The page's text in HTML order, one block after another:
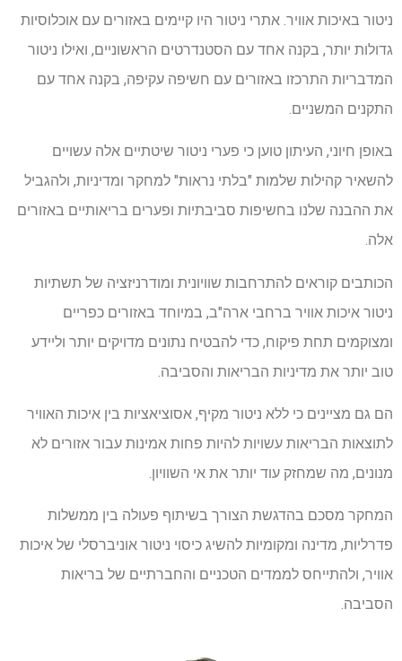
ניטור באיכות אוויר. אתרי ניטור היו קיימים באזורים עם אוכלוסיות
גדולות יותר, בקנה אחד עם הסטנדרטים הראשוניים, ואילו ניטור
המדבריות התרכזו באזורים עם חשיפה עקיפה, בקנה אחד עם
התקנים המשניים.
באופן חיוני, העיתון טוען כי פערי ניטור שיטתיים אלה עשויים
להשאיר קהילות שלמות "בלתי נראות" למחקר ומדיניות, ולהגביל
את ההבנה שלנו בחשיפות סביבתיות ופערים בריאותיים באזורים
אלה.
הכותבים קוראים להתרחבות שוויונית ומודרניזציה של תשתיות
ניטור איכות אוויר ברחבי ארה"ב, במיוחד באזורים כפריים
ומצוקמים תחת פיקוח, כדי להבטיח נתונים מדויקים יותר וליידע
טוב יותר את מדיניות הבריאות והסביבה.
הם גם מציינים כי ללא ניטור מקיף, אסוציאציות בין איכות האוויר
לתוצאות הבריאות עשויות להיות פחות אמינות עבור אזורים לא
מנונים, מה שמחזק עוד יותר את אי השוויון.
המחקר מסכם בהדגשת הצורך בשיתוף פעולה בין ממשלות
פדרליות, מדינה ומקומיות להשיג כיסוי ניטור אוניברסלי של איכות
אוויר, ולהתייחס לממדים הטכניים והחברתיים של בריאות
הסביבה.